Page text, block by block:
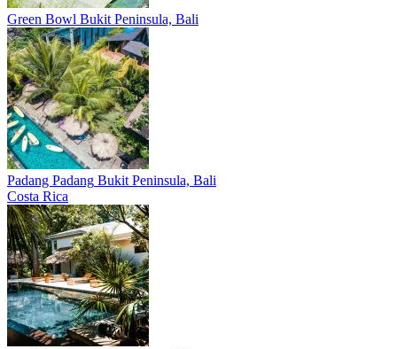
Green Bowl Bukit Peninsula, Bali
Padang Padang Bukit Peninsula, Bali
Costa Rica